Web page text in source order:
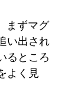
まずマグ
い出され
るところ
よく見